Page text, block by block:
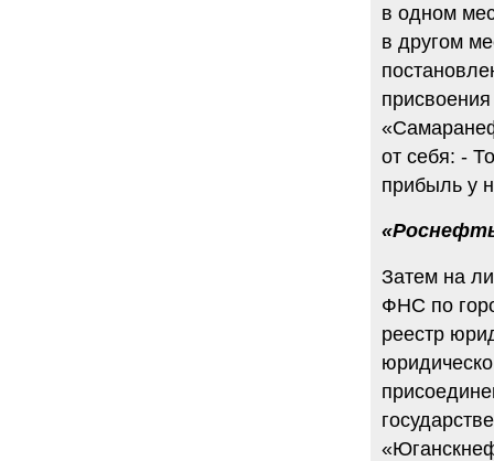
в одном
в другом
от себя: -
прибыль у
Затем на
ФНС по
реестр